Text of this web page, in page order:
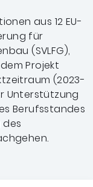
aus 12 EU-
für
(SVLFG),
Projekt
(2023-
Unterstützung
Berufsstandes
des